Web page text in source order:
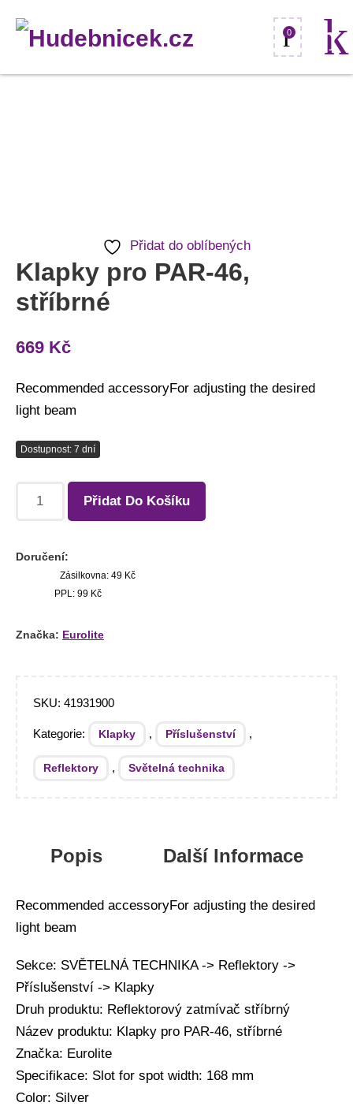
0
Přidat do oblíbených
Klapky pro PAR-46,
stříbrné
669 Kč
Recommended accessoryFor adjusting the desired
light beam
Dostupnost: 7 dní
Přidat Do Košíku
Doručení:
Zásilkovna: 49 Kč
PPL: 99 Kč
Značka: Eurolite
SKU: 41931900
Kategorie: Klapky , Příslušenství ,
Reflektory , Světelná technika
Popis Další Informace
Recommended accessoryFor adjusting the desired
light beam
Sekce: SVĚTELNÁ TECHNIKA -> Reflektory ->
Příslušenství -> Klapky
Druh produktu: Reflektorový zatmívač stříbrný
Název produktu: Klapky pro PAR-46, stříbrné
Značka: Eurolite
Specifikace: Slot for spot width: 168 mm
Color: Silver